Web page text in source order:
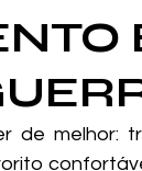
de melhor: